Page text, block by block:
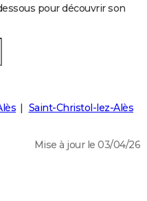
pour découvrir son
Saint-Christol-lez-Alès
Mise à jour le 03/04/26